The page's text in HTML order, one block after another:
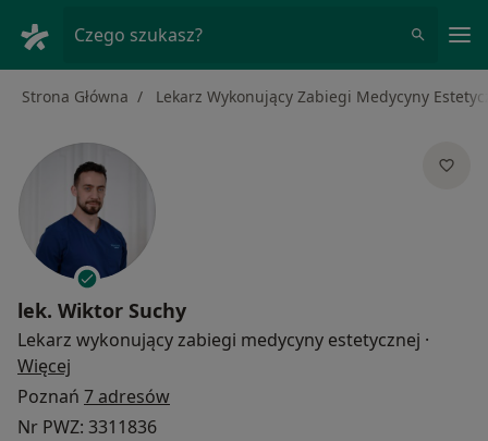
Czego szukasz?
Strona Główna Lekarz Wykonujący Zabiegi Medycyny
lek. Wiktor Suchy
Lekarz wykonujący zabiegi medycyny estetycznej ·
Więcej
Poznań 7 adresów
Nr PWZ: 3311836